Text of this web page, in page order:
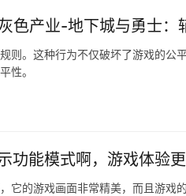
色产业-地下城与勇士：
则。这种行为不仅破坏了游戏的公
性。
功能模式啊，游戏体验
它的游戏画面非常精美，而且游